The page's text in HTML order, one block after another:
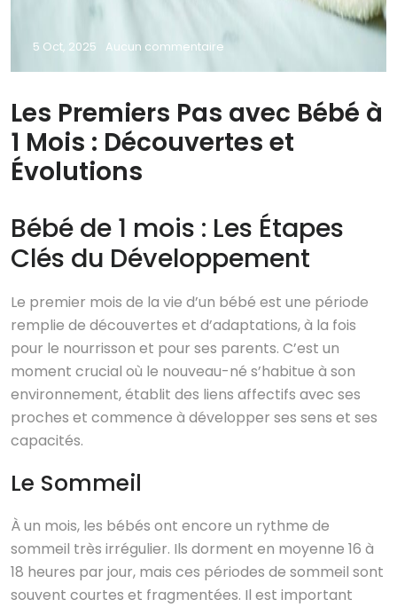
5 Oct, 2025 Aucun commentaire
Les Premiers Pas avec Bébé à
1 Mois : Découvertes et
Évolutions
Bébé de 1 mois : Les Étapes
Clés du Développement
Le premier mois de la vie d’un bébé est une période
remplie de découvertes et d’adaptations, à la fois
pour le nourrisson et pour ses parents. C’est un
moment crucial où le nouveau-né s’habitue à son
environnement, établit des liens affectifs avec ses
proches et commence à développer ses sens et ses
capacités.
Le Sommeil
À un mois, les bébés ont encore un rythme de
sommeil très irrégulier. Ils dorment en moyenne 16 à
18 heures par jour, mais ces périodes de sommeil sont
souvent courtes et fragmentées. Il est important